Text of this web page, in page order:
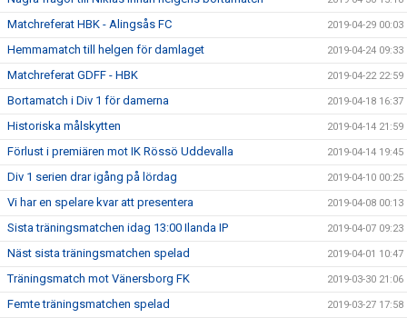
Matchreferat HBK - Alingsås FC 2019-04-29 00:03
Hemmamatch till helgen för damlaget 2019-04-24 09:33
Matchreferat GDFF - HBK 2019-04-22 22:59
Bortamatch i Div 1 för damerna 2019-04-18 16:37
Historiska målskytten 2019-04-14 21:59
Förlust i premiären mot IK Rössö Uddevalla 2019-04-14 19:45
Div 1 serien drar igång på lördag 2019-04-10 00:25
Vi har en spelare kvar att presentera 2019-04-08 00:13
Sista träningsmatchen idag 13:00 Ilanda IP 2019-04-07 09:23
Näst sista träningsmatchen spelad 2019-04-01 10:47
Träningsmatch mot Vänersborg FK 2019-03-30 21:06
Femte träningsmatchen spelad 2019-03-27 17:58